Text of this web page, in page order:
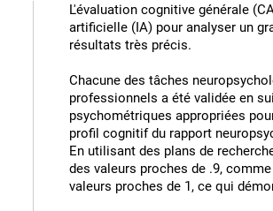
L'évaluation cognitive générale
artificielle (IA) pour analyser un
résultats très précis.
Chacune des tâches
professionnels a été validée en
psychométriques appropriées
profil cognitif du rapport
En utilisant des plans de
des valeurs proches de .9,
valeurs proches de 1, ce qui